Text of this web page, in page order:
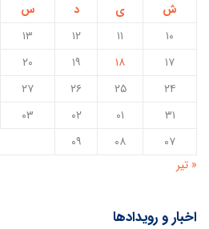
ش
ی د س
۱۰
۱۱ ۱۲ ۱۳
۱۷
۱۸ ۱۹ ۲۰
۲۴
۲۵ ۲۶ ۲۷
۳۱
۰۱ ۰۲ ۰۳
۰۷
۰۸
۰۹
« تیر
اخبار و رویدادها